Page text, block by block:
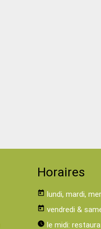
Horaires
today lundi, mardi,
today vendredi &
watch_later le midi: